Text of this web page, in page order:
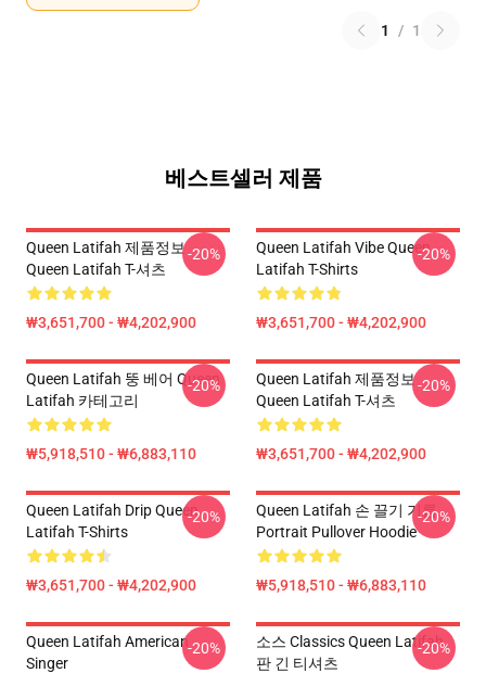
1 / 1
베스트셀러 제품
Queen Latifah 제품정보
Queen Latifah T-셔츠
₩3,651,700 - ₩4,202,900
-20%
Queen Latifah Vibe Queen
Latifah T-Shirts
₩3,651,700 - ₩4,202,900
-20%
Queen Latifah 뚱 베어 Queen
Latifah 카테고리
₩5,918,510 - ₩6,883,110
-20%
Queen Latifah 제품정보
Queen Latifah T-셔츠
₩3,651,700 - ₩4,202,900
-20%
Queen Latifah Drip Queen
Latifah T-Shirts
₩3,651,700 - ₩4,202,900
-20%
Queen Latifah 손 끌기 기름
Portrait Pullover Hoodie
₩5,918,510 - ₩6,883,110
-20%
Queen Latifah American
Singer
-20%
소스 Classics Queen Latifah
판 긴 티셔츠
-20%